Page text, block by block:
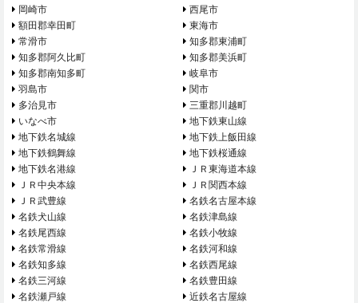
岡崎市
西尾市
額田郡幸田町
東海市
常滑市
知多郡東浦町
知多郡阿久比町
知多郡美浜町
知多郡南知多町
岐阜市
羽島市
関市
多治見市
三重郡川越町
いなべ市
地下鉄東山線
地下鉄名城線
地下鉄上飯田線
地下鉄鶴舞線
地下鉄桜通線
地下鉄名港線
ＪＲ東海道本線
ＪＲ中央本線
ＪＲ関西本線
ＪＲ武豊線
名鉄名古屋本線
名鉄犬山線
名鉄津島線
名鉄尾西線
名鉄小牧線
名鉄常滑線
名鉄河和線
名鉄知多線
名鉄西尾線
名鉄三河線
名鉄豊田線
名鉄瀬戸線
近鉄名古屋線